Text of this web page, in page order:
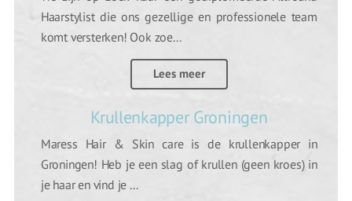
Haarstylist die ons gezellige en professionele team
komt versterken! Ook zoe...
Lees meer
Krullenkapper Groningen
Maress Hair & Skin care is de krullenkapper in
Groningen! Heb je een slag of krullen (geen kroes) in
je haar en vind je ...